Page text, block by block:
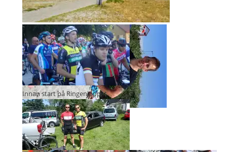
Fint badväder
Kallt i vattnet!
Innan start på Ringenloppet